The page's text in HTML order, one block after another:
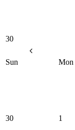
30
Sun
Mon
30 1